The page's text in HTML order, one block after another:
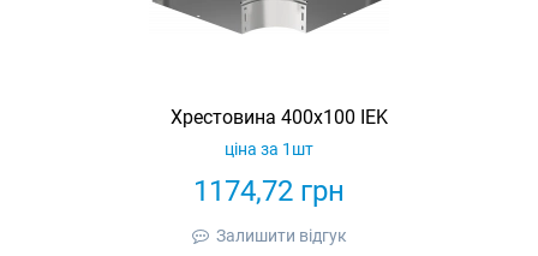
Хрестовина 400х100 IEK
1174,72 грн
ціна за 1шт
Залишити відгук